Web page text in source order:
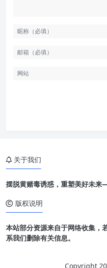
关于我们
摆脱黄赌毒诱惑，重塑美好未来
版权说明
本站部分资源来自于网络收集，
系我们删除有关信息。
Copyright